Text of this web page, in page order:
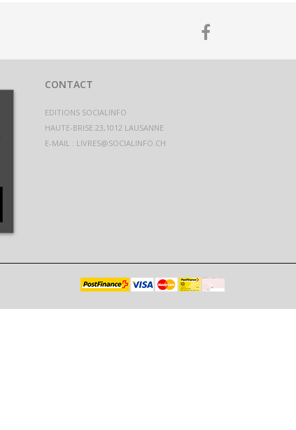
CONTACT
EDITIONS SOCIALINFO
E-MAIL : LIVRES@SOCIALINFO.CH